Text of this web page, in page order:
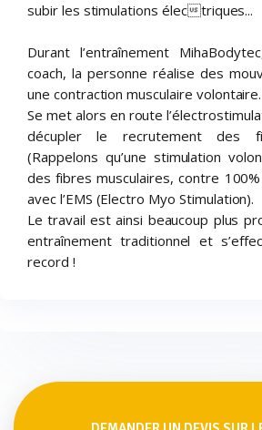
subir les stimulations électriques...
Durant l’entraînement
coach, la personne réalise des
une contraction musculaire volontaire.
Se met alors en route
décupler le recrutement des
(Rappelons qu’une stimulation
des fibres musculaires, contre 100%
avec l’EMS (Electro Myo Stimulation).
Le travail est ainsi beaucoup plus
entraînement traditionnel et
record !